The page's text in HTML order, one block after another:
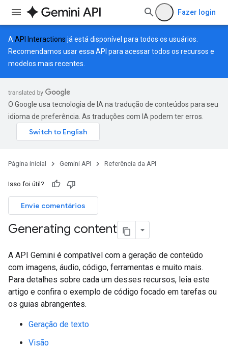
Fazer login
A API Interactions já está disponível para todos os usuários.
Recomendamos usar essa API para acessar todos os recursos e
modelos mais recentes.
O Google usa tecnologia de IA na tradução de conteúdos para seu
idioma de preferência. As traduções com IA podem ter erros.
Página inicial Gemini API Referência da API
Isso foi útil?
Envie comentários
Generating content
A API Gemini é compatível com a geração de conteúdo
com imagens, áudio, código, ferramentas e muito mais.
Para detalhes sobre cada um desses recursos, leia este
artigo e confira o exemplo de código focado em tarefas ou
os guias abrangentes.
Geração de texto
Visão